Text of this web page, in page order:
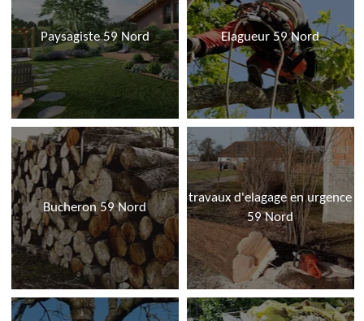
Paysagiste 59 Nord Elagueur 59 Nord
Bucheron 59 Nord
travaux d'elagage en urgence
59 Nord